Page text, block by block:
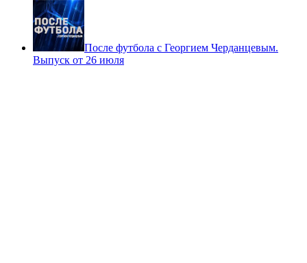
После футбола с Георгием Черданцевым.
Выпуск от 26 июля